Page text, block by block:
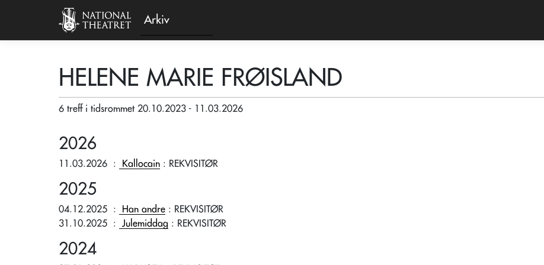
Arkiv
HELENE MARIE FRØISLAND
6 treff i tidsrommet 20.10.2023 - 11.03.2026
2026
11.03.2026 : Kallocain : REKVISITØR
2025
04.12.2025 : Han andre : REKVISITØR
31.10.2025 : Julemiddag : REKVISITØR
2024